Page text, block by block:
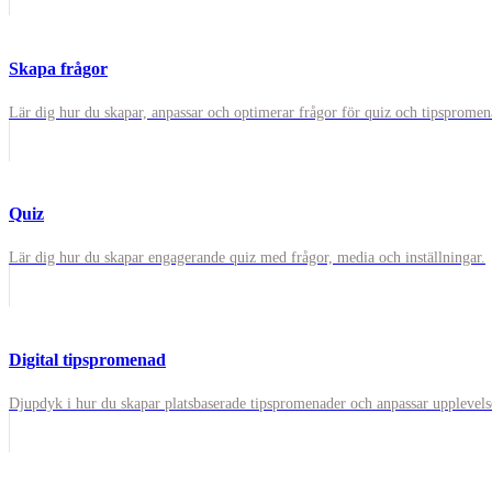
Skapa frågor
Lär dig hur du skapar, anpassar och optimerar frågor för quiz och
Quiz
Lär dig hur du skapar engagerande quiz med frågor, media och inställningar.
Digital tipspromenad
Djupdyk i hur du skapar platsbaserade tipspromenader och anpassar